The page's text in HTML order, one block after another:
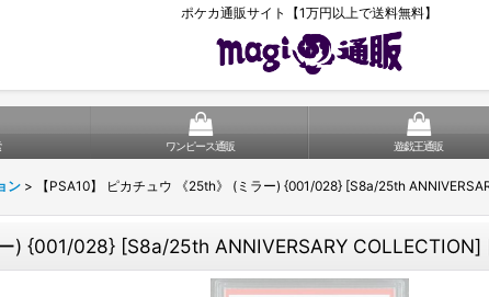
ポケカ通販サイト【1万円以上で送料無料】
ワンピース通販 遊戯王通販
ン > 【PSA10】 ピカチュウ 《25th》 (ミラー) {001/028} [S8a/25th
) {001/028} [S8a/25th ANNIVERSARY COLLECTION]